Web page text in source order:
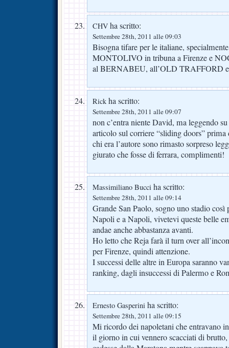
CHV ha scritto:
Settembre 28th, 2011 alle 09:03
Bisogna tifare per le italiane,
MONTOLIVO in tribuna a Firenze e
al BERNABEU, all’OLD TRAFFORD
Rick ha scritto:
Settembre 28th, 2011 alle 09:07
non c’entra niente David, ma leggendo
articolo sul corriere “sliding doors”
chi era l’autore sono rimasto sorpreso
giurato che fosse di ferrara, complimenti!
Massimiliano Bucci ha scritto:
Settembre 28th, 2011 alle 09:14
Grande San Paolo, sogno uno stadio
Napoli e a Napoli, vivetevi queste belle
andae anche abbastanza avanti.
Ho letto che Reja farà il turn over
per Firenze, quindi attenzione.
I successi delle altre in Europa saranno
ranking, dagli insuccessi di Palermo e
Ernesto Gasperini ha scritto:
Settembre 28th, 2011 alle 09:15
Mi ricordo dei napoletani che entravano
il giorno in cui vennero scacciati di